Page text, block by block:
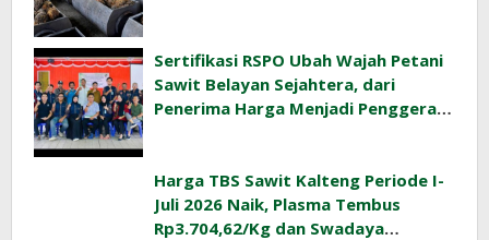
Sertifikasi RSPO Ubah Wajah Petani
Sawit Belayan Sejahtera, dari
Penerima Harga Menjadi Penggerak
Harga TBS Sawit Kalteng Periode I-
Juli 2026 Naik, Plasma Tembus
Rp3.704,62/Kg dan Swadaya